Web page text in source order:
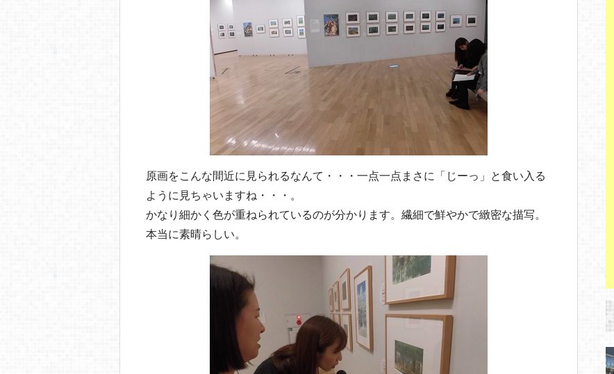
原画をこんな間近に見られるなんて・・・一点一点まさに「じーっ」と食い入る
ように見ちゃいますね・・・。
かなり細かく色が重ねられているのが分かります。繊細で鮮やかで緻密な描写。
本当に素晴らしい。